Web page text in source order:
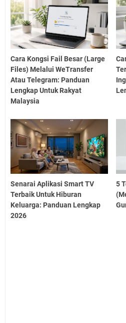
Cara Kongsi Fail Besar (Large
Files) Melalui WeTransfer
Atau Telegram: Panduan
Lengkap Untuk Rakyat
Malaysia
Senarai Aplikasi Smart TV
Terbaik Untuk Hiburan
Keluarga: Panduan Lengkap
2026
5